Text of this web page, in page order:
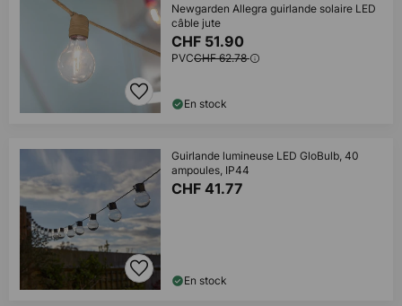
Newgarden Allegra guirlande solaire LED
câble jute
CHF 51.90
PVCCHF 62.78
En stock
Guirlande lumineuse LED GloBulb, 40
ampoules, IP44
CHF 41.77
En stock